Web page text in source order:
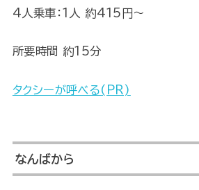
4人乗車：1人 約415円～
所要時間 約15分
タクシーが呼べる(PR)
なんばから